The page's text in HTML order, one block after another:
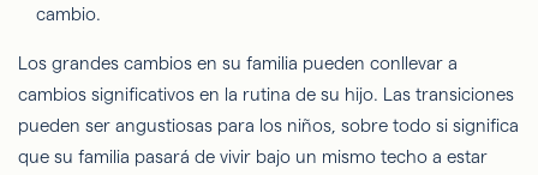
Los grandes cambios en su familia pueden conllevar a
cambios significativos en la rutina de su hijo. Las transiciones
pueden ser angustiosas para los niños, sobre todo si significa
que su familia pasará de vivir bajo un mismo techo a estar